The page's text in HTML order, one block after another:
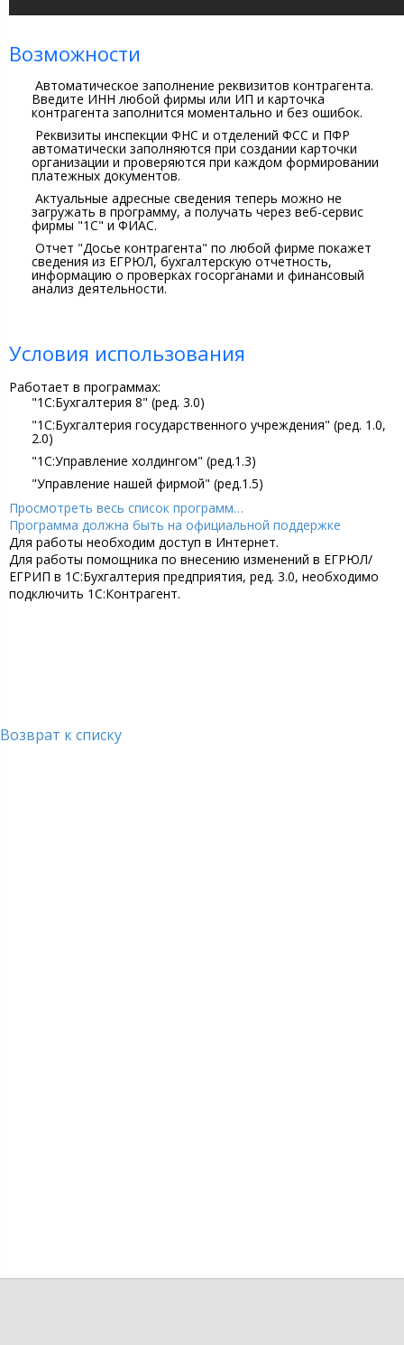
Возможности
Автоматическое заполнение реквизитов контрагента.
Введите ИНН любой фирмы или ИП и карточка
контрагента заполнится моментально и без ошибок.
Реквизиты инспекции ФНС и отделений ФСС и ПФР
автоматически заполняются при создании карточки
организации и проверяются при каждом формировании
платежных документов.
Актуальные адресные сведения теперь можно не
загружать в программу, а получать через веб-сервис
фирмы "1С" и ФИАС.
Отчет "Досье контрагента" по любой фирме покажет
сведения из ЕГРЮЛ, бухгалтерскую отчетность,
информацию о проверках госорганами и финансовый
анализ деятельности.
Условия использования
Работает в программах:
"1С:Бухгалтерия 8" (ред. 3.0)
"1С:Бухгалтерия государственного учреждения" (ред. 1.0,
2.0)
"1С:Управление холдингом" (ред.1.3)
"Управление нашей фирмой" (ред.1.5)
Просмотреть весь список программ…
Программа должна быть на официальной поддержке
Для работы необходим доступ в Интернет.
Для работы помощника по внесению изменений в ЕГРЮЛ/
ЕГРИП в 1С:Бухгалтерия предприятия, ред. 3.0, необходимо
подключить 1С:Контрагент.
Возврат к списку